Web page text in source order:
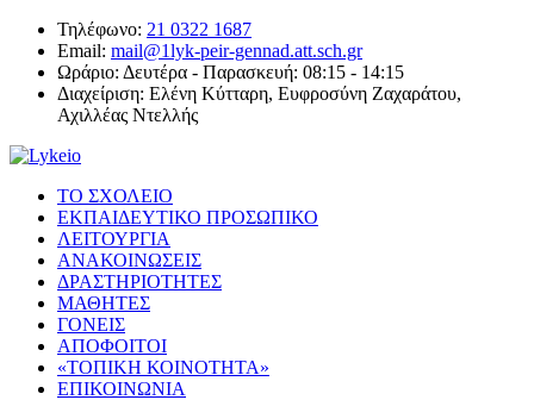
Τηλέφωνο: 21 0322 1687
Email: mail@1lyk-peir-gennad.att.sch.gr
Ωράριο: Δευτέρα - Παρασκευή: 08:15 - 14:15
Διαχείριση: Ελένη Κύτταρη, Ευφροσύνη Ζαχαράτου,
Αχιλλέας Ντελλής
ΤΟ ΣΧΟΛΕΙΟ
ΕΚΠΑΙΔΕΥΤΙΚΟ ΠΡΟΣΩΠΙΚΟ
ΛΕΙΤΟΥΡΓΙΑ
ΑΝΑΚΟΙΝΩΣΕΙΣ
ΔΡΑΣΤΗΡΙΟΤΗΤΕΣ
ΜΑΘΗΤΕΣ
ΓΟΝΕΙΣ
ΑΠΟΦΟΙΤΟΙ
«ΤΟΠΙΚΗ ΚΟΙΝΟΤΗΤΑ»
ΕΠΙΚΟΙΝΩΝΙΑ